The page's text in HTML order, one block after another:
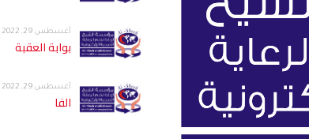
أغسطس 29, 2022
بوابة العقبة
أغسطس 29, 2022
الفا